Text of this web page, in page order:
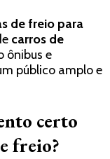
de freio para
carros de
ônibus e
público amplo e
certo
freio?